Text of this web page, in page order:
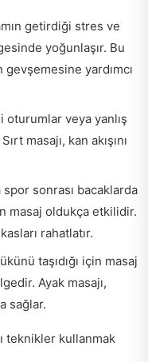
getirdiği stres ve
yoğunlaşır. Bu
gevşemesine yardımcı
oturumlar veya yanlış
masajı, kan akışını
sonrası bacaklarda
masaj oldukça etkilidir.
rahatlatır.
taşıdığı için masaj
Ayak masajı,
sağlar.
teknikler kullanmak